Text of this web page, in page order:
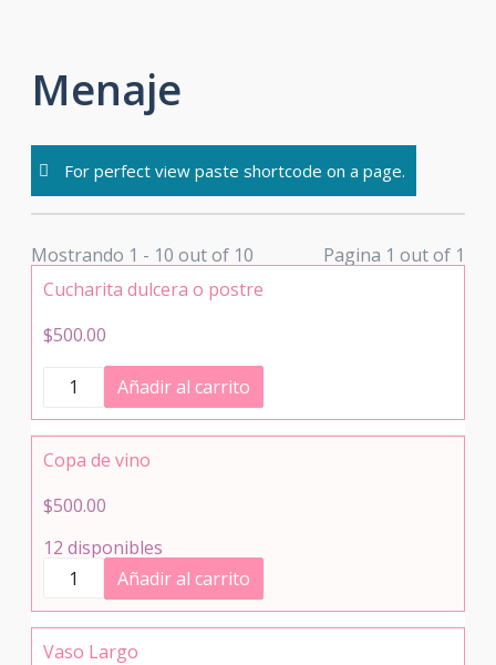
content
Menaje
For perfect view paste shortcode on a page.
Mostrando 1 - 10 out of 10
Pagina 1 out of 1
Cucharita dulcera o postre
$500.00
Cucharita
dulcera
o
postre
cantidad
Añadir al carrito
Copa de vino
$500.00
12 disponibles
Copa
vino
cantidad
Añadir al carrito
Vaso Largo